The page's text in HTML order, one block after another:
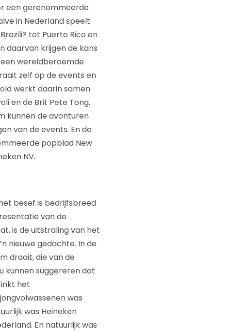
een gerenommeerde
in Nederland speelt
tot Puerto Rico en
daarvan krijgen de kans
wereldberoemde
zelf op de events en
werkt daarin samen
en de Brit Pete Tong.
kunnen de avonturen
van de events. En de
popblad New
NV.
besef is bedrijfsbreed
van de
is de uitstraling van het
nieuwe gedachte. In de
draait, die van de
kunnen suggereren dat
het
was
was Heineken
En natuurlijk was